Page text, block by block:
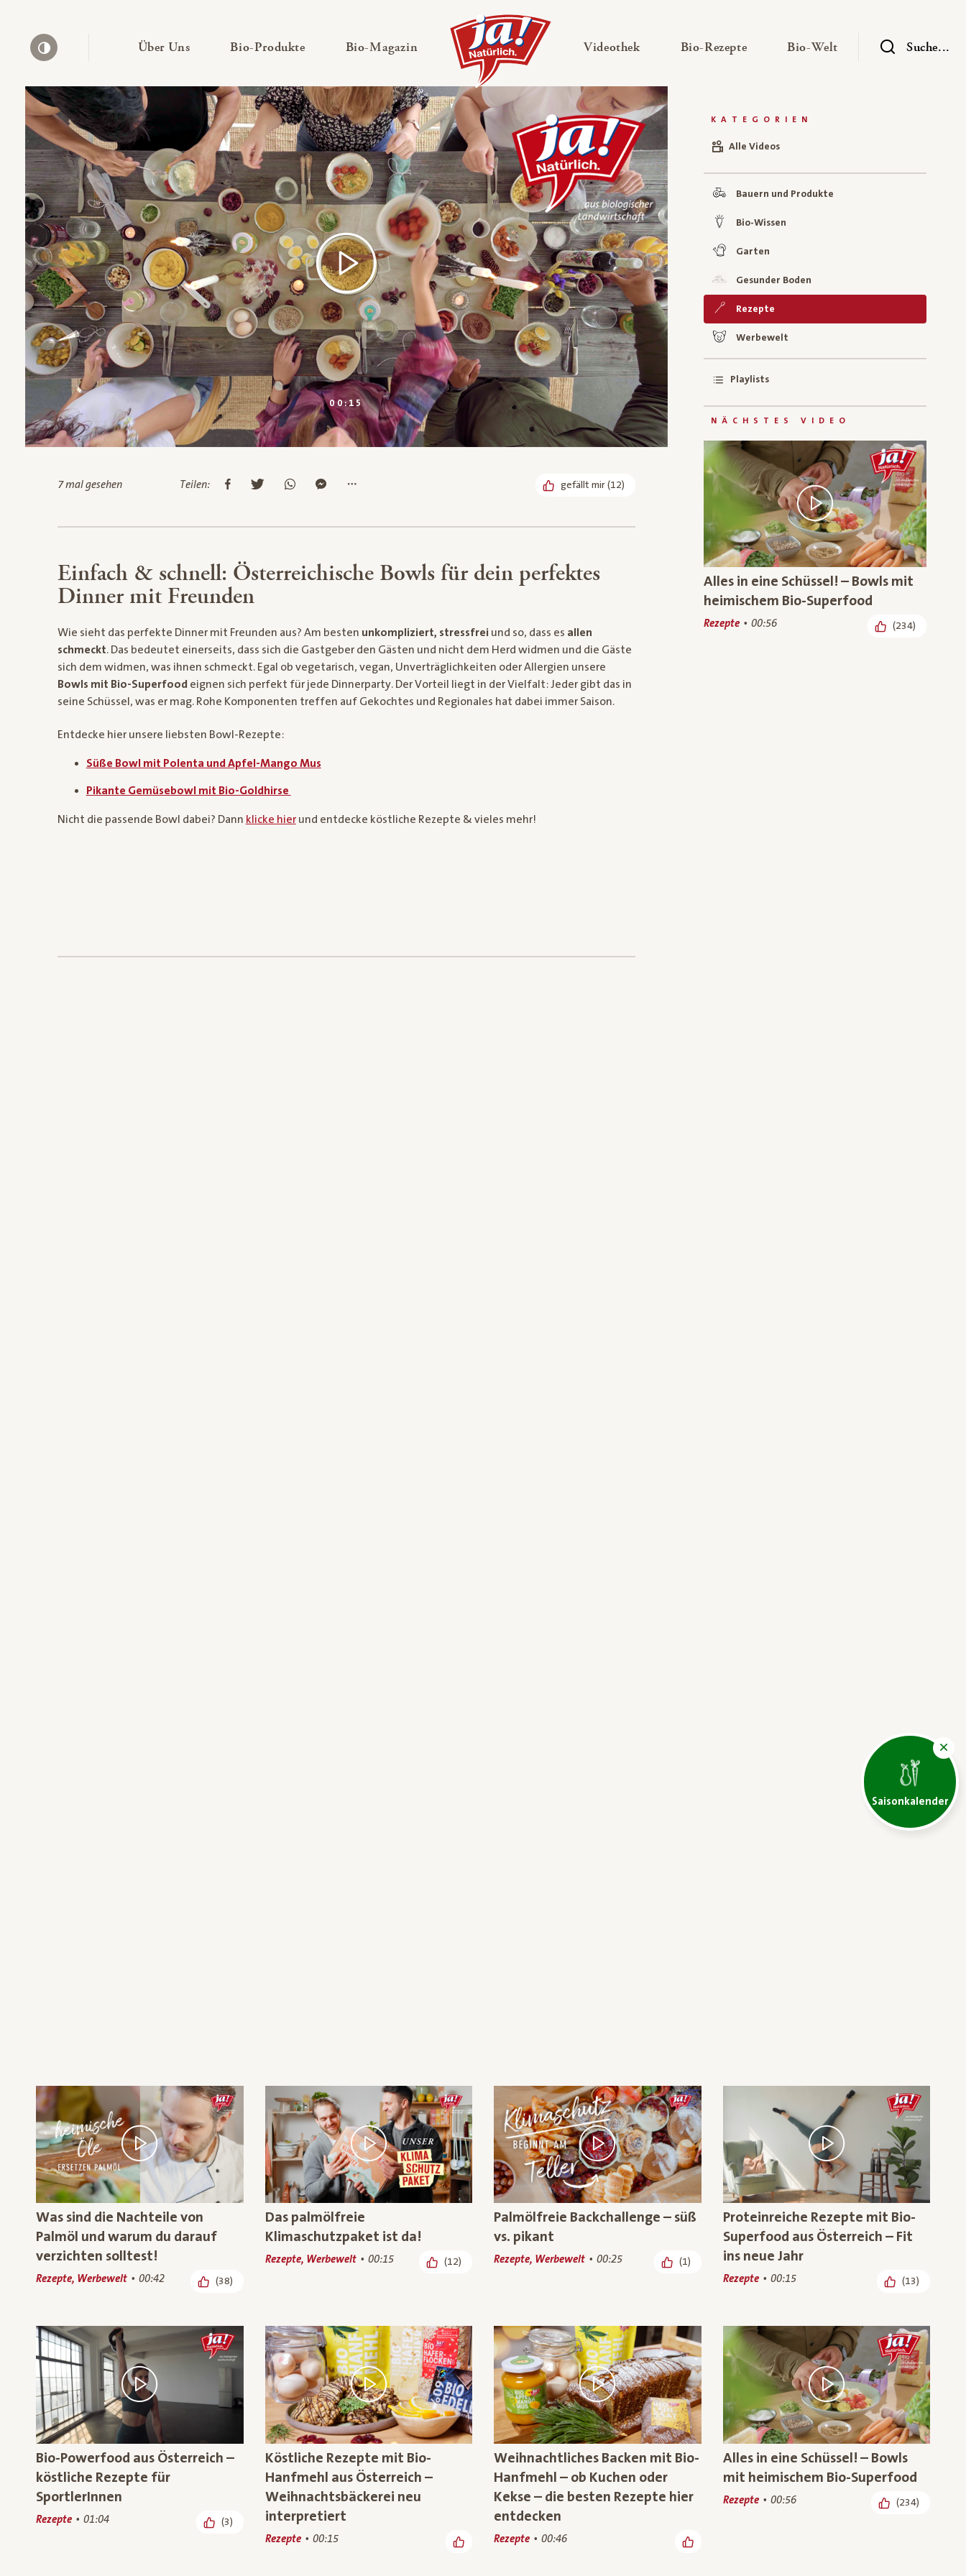
Über Uns— Untermenü ausklappen
Bio-Produkte— Untermenü ausklappen
Bio-Magazin — Untermenü ausklappen Videothek— Untermenü ausklappen
Bio-Rezepte— Untermenü ausklappen
Bio-Welt — UntermenüSuche...
Saisonkalender
Bio-Thek
DAUER:
00:15
7 mal gesehen Teilen: gefällt mirBereits geliked:
(12)
Einfach & schnell: Österreichische Bowls für dein perfektes
Dinner mit Freunden
Wie sieht das perfekte Dinner mit Freunden aus? Am besten unkompliziert, stressfrei und so, dass es allen
schmeckt. Das bedeutet einerseits, dass sich die Gastgeber den Gästen und nicht dem Herd widmen und die Gäste
sich dem widmen, was ihnen schmeckt. Egal ob vegetarisch, vegan, Unverträglichkeiten oder Allergien unsere
Bowls mit Bio-Superfood eignen sich perfekt für jede Dinnerparty. Der Vorteil liegt in der Vielfalt: Jeder gibt das in
seine Schüssel, was er mag. Rohe Komponenten treffen auf Gekochtes und Regionales hat dabei immer Saison.
Entdecke hier unsere liebsten Bowl-Rezepte:
Süße Bowl mit Polenta und Apfel-Mango Mus
Pikante Gemüsebowl mit Bio-Goldhirse
Nicht die passende Bowl dabei? Dann klicke hierund entdecke köstliche Rezepte & vieles mehr!
KATEGORIEN
Alle Videos
Bauern und Produkte
Bio-Wissen
Garten
Gesunder Boden
Rezepte
Werbewelt
Playlists
NÄCHSTES VIDEO
Alles in eine Schüssel! – Bowls mit
heimischem Bio-Superfood
Rezepte 00:56 (234)
Was sind die Nachteile von
Palmöl und warum du darauf
verzichten solltest!
Rezepte, Werbewelt 00:42 (38)
Das palmölfreie
Klimaschutzpaket ist da!
Rezepte, Werbewelt 00:15 (12)
Palmölfreie Backchallenge – süß
vs. pikant
Rezepte, Werbewelt 00:25 (1)
Proteinreiche Rezepte mit Bio-
Superfood aus Österreich – Fit
ins neue Jahr
Rezepte 00:15 (13)
Bio-Powerfood aus Österreich –
köstliche Rezepte für
SportlerInnen
Rezepte 01:04 (3)
Köstliche Rezepte mit Bio-
Hanfmehl aus Österreich –
Weihnachtsbäckerei neu
interpretiert
Rezepte 00:15
Weihnachtliches Backen mit Bio-
Hanfmehl – ob Kuchen oder
Kekse – die besten Rezepte hier
entdecken
Rezepte 00:46
Alles in eine Schüssel! – Bowls
mit heimischem Bio-Superfood
Rezepte 00:56 (234)